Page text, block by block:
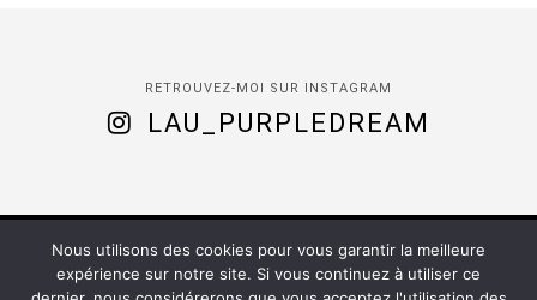
RETROUVEZ-MOI SUR INSTAGRAM
LAU_PURPLEDREAM
(C) 2020 - Purple Dream | Installed by Romy
Nous utilisons des cookies pour vous garantir la meilleure
expérience sur notre site. Si vous continuez à utiliser ce